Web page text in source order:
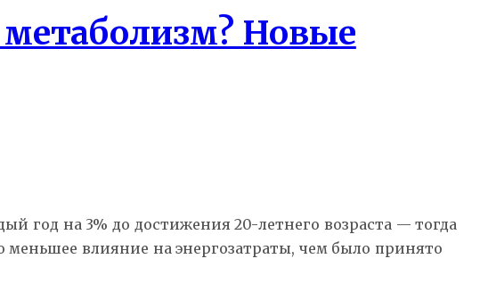
метаболизм? Новые
год на 3% до достижения 20-летнего возраста — тогда
меньшее влияние на энергозатраты, чем было принято